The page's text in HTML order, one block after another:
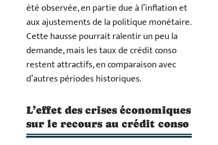
été observée, en partie due à l’inflation et
aux ajustements de la politique monétaire.
Cette hausse pourrait ralentir un peu la
demande, mais les taux de crédit conso
restent attractifs, en comparaison avec
d’autres périodes historiques.
L’effet des crises économiques
sur le recours au crédit conso